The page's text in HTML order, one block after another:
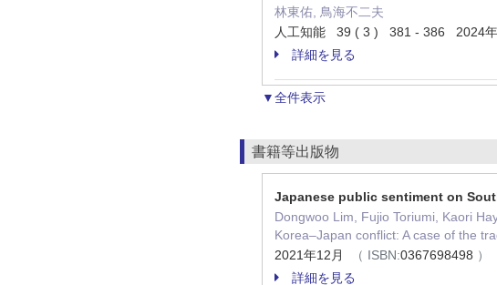
林東佑, 鳥海不二夫
人工知能 39 ( 3 ) 381 - 386 2024年
詳細を見る
▼全件表示
書籍等出版物
Japanese public sentiment on
Dongwoo Lim, Fujio Toriumi, Kaori
Korea–Japan conflict: A case of the
2021年12月
（ ISBN:0367698498 ）
詳細を見る